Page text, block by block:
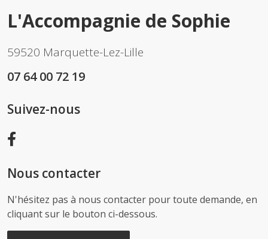
L'Accompagnie de Sophie
59520 Marquette-Lez-Lille
07 64 00 72 19
Suivez-nous
Nous contacter
N'hésitez pas à nous contacter pour toute demande, en
cliquant sur le bouton ci-dessous.